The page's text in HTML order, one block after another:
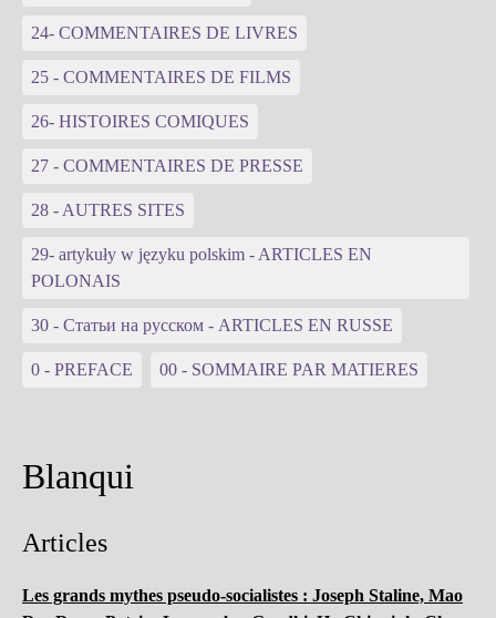
24- COMMENTAIRES DE LIVRES
25 - COMMENTAIRES DE FILMS
26- HISTOIRES COMIQUES
27 - COMMENTAIRES DE PRESSE
28 - AUTRES SITES
29- artykuły w języku polskim - ARTICLES EN
POLONAIS
30 - Статьи на русском - ARTICLES EN RUSSE
0 - PREFACE 00 - SOMMAIRE PAR MATIERES
Blanqui
Articles
Les grands mythes pseudo-socialistes : Joseph Staline, Mao